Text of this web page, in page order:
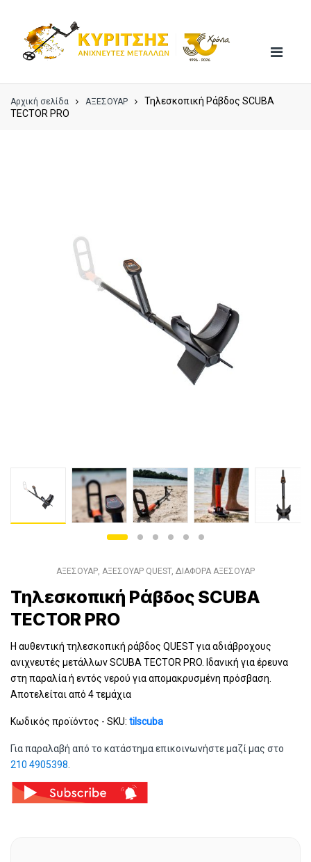
navigation
content
Αρχική σελίδα ΑΞΕΣΟΥΑΡ
Τηλεσκοπική Ράβδος SCUBA
TECTOR PRO
ΑΞΕΣΟΥΑΡ ΑΞΕΣΟΥΑΡ QUEST, ΔΙΑΦΟΡΑ ΑΞΕΣΟΥΑΡ
Τηλεσκοπική Ράβδος SCUBA
TECTOR PRO
Η αυθεντική τηλεσκοπική ράβδος QUEST για αδιάβροχους
ανιχνευτές μετάλλων SCUBA TECTOR PRO. Ιδανική για έρευνα
στη παραλία ή εντός νερού για απομακρυσμένη πρόσβαση.
Αποτελείται από 4 τεμάχια
Κωδικός προϊόντος - SKU: tilscuba
Για παραλαβή από το κατάστημα επικοινωνήστε μαζί μας στο
210 4905398